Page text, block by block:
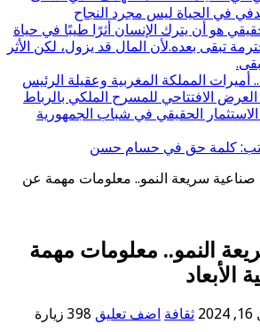
في الحياة ليس مجرد النجاح
هو أن يترك الإنسان أثرًا طيبًا في حياة
تبقى بعده.لأن المال قد يزول، لكن الأثر
أميرات المملكة المغربية وعقيلة الرئيس
الافتتاحي للمسرح الملكي بالرباط
الحقيقي في شباب الجمهورية
كلمة حق في حسام حسن
صناعية سريعة النمو.. معلومات مهمة عن
النمو.. معلومات مهمة
الأبعاد
ثقافة اضف تعليق 398 زيارة